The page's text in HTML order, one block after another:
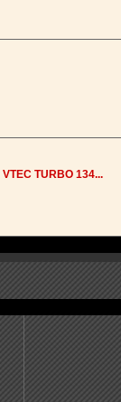
TURBO 134...